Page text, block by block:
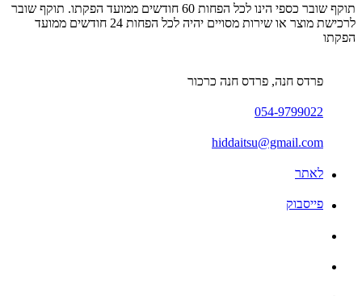
תוקף שובר כספי הינו לכל הפחות 60 חודשים ממועד הפקתו. תוקף שובר
לרכישת מוצר או שירות מסויים יהיה לכל הפחות 24 חודשים ממועד
הפקתו
פרדס חנה, פרדס חנה כרכור
054-9799022
hiddaitsu@gmail.com
לאתר
פייסבוק